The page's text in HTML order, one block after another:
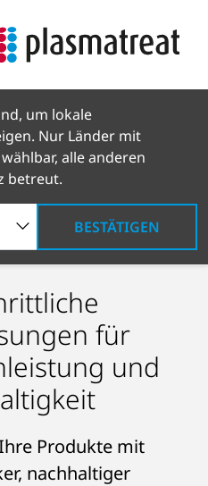
um lokale
Nur Länder mit
alle anderen
betreut.
BESTÄTIGEN
erleben
SEMINAREN
TEIL
für
und
Produkte mit
nachhaltiger
wie Linamar
®einen
für
Openair-
bei Chip-
MEHR ÜBER
UND LÖSUNG